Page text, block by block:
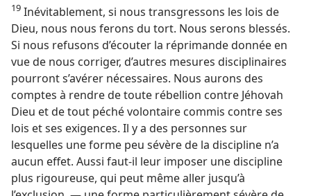
19 Inévitablement, si nous transgressons les lois de
Dieu, nous nous ferons du tort. Nous serons blessés.
Si nous refusons d’écouter la réprimande donnée en
vue de nous corriger, d’autres mesures disciplinaires
pourront s’avérer nécessaires. Nous aurons des
comptes à rendre de toute rébellion contre Jéhovah
Dieu et de tout péché volontaire commis contre ses
lois et ses exigences. Il y a des personnes sur
lesquelles une forme peu sévère de la discipline n’a
aucun effet. Aussi faut-​il leur imposer une discipline
plus rigoureuse, qui peut même aller jusqu’à